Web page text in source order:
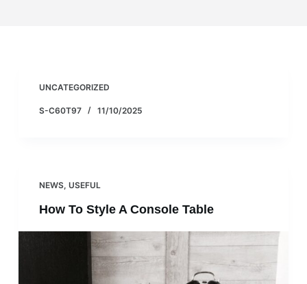
UNCATEGORIZED
S-C60T97 11/10/2025
NEWS, USEFUL
How To Style A Console Table